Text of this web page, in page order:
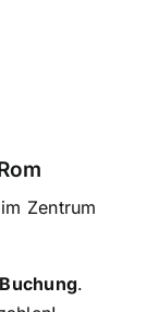
Zentrum
Buchung.